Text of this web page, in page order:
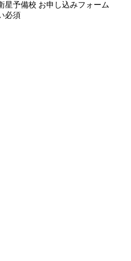
星予備校 お申し込みフォーム
必須